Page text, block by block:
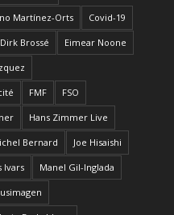
Martínez-Orts Covid-19
Dirk Brossé Eimear Noone
FMF FSO
Hans Zimmer Live
Bernard Joe Hisaishi
Ivars Manel Gil-Inglada